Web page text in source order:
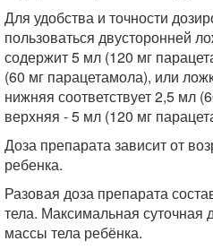
Для удобства и точности
пользоваться двусторонней
содержит 5 мл (120 мг
(60 мг парацетамола), или
нижняя соответствует 2,5 мл
верхняя - 5 мл (120 мг
Доза препарата зависит от
ребенка.
Разовая доза препарата
тела. Максимальная суточная
массы тела ребёнка.